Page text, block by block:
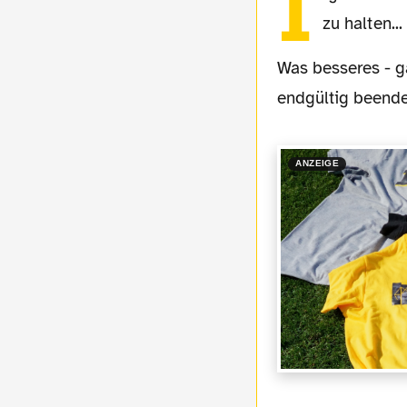
zu halten...
Was besseres - gab's bestimmt welche, die das dachten, die Blauen dürften das nun
endgültig
ANZEIGE